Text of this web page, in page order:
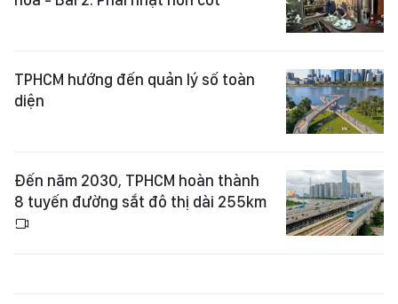
TPHCM hướng đến quản lý số toàn
diện
Đến năm 2030, TPHCM hoàn thành
8 tuyến đường sắt đô thị dài 255km